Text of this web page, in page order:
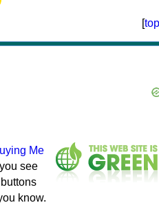
[top
Me
see
know.